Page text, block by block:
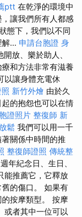
ptt 在乾淨的環境中
讓我們所有人都感
態下，我們以不同
解… 申請台胞證 身
開放、樂於助人、
和方法非常有滋養
以讓身體充電休
新竹外燴 由於久
的抱怨也可以在情
證照片 整復師 新
鬆 我們可以用一千
關係中時間的推
整復師證照 傳統整
年紀念日、生日、
能推薦它，它釋放
的傷口。 如果有
按摩類型。 按摩
或者其中一位可以